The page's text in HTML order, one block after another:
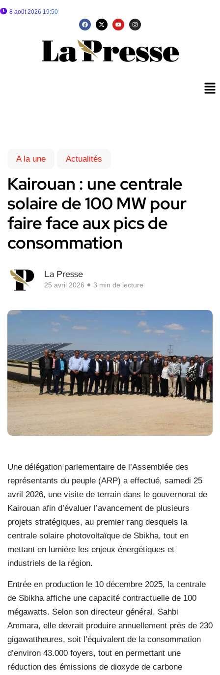
8 août 2026 19:50
A la une Actualités
Kairouan : une centrale
solaire de 100 MW pour
faire face aux pics de
consommation
La Presse
25 avril 2026 3 min de lecture
Une délégation parlementaire de l’Assemblée des
représentants du peuple (ARP) a effectué, samedi 25
avril 2026, une visite de terrain dans le gouvernorat de
Kairouan afin d’évaluer l’avancement de plusieurs
projets stratégiques, au premier rang desquels la
centrale solaire photovoltaïque de Sbikha, tout en
mettant en lumière les enjeux énergétiques et
industriels de la région.
Entrée en production le 10 décembre 2025, la centrale
de Sbikha affiche une capacité contractuelle de 100
mégawatts. Selon son directeur général, Sahbi
Ammara, elle devrait produire annuellement près de 230
gigawattheures, soit l’équivalent de la consommation
d’environ 43.000 foyers, tout en permettant une
réduction des émissions de dioxyde de carbone